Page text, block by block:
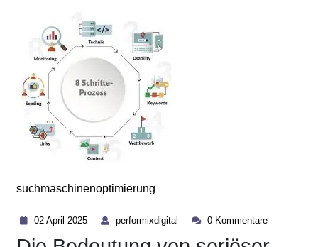
suchmaschinenoptimierung
02 April 2025
2025
performixdigital performixdigital
0 Kommentare